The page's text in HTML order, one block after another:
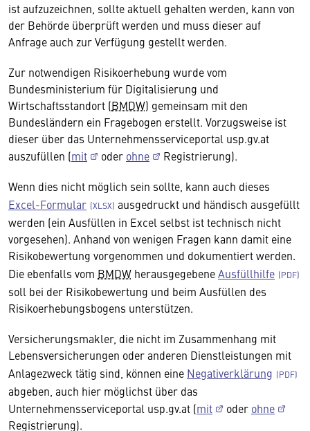
ist aufzuzeichnen, sollte aktuell gehalten werden, kann von
der Behörde überprüft werden und muss dieser auf
Anfrage auch zur Verfügung gestellt werden.
Zur notwendigen Risikoerhebung wurde vom
Bundesministerium für Digitalisierung und
Wirtschaftsstandort (BMDW) gemeinsam mit den
Bundesländern ein Fragebogen erstellt. Vorzugsweise ist
dieser über das Unternehmensserviceportal usp.gv.at
auszufüllen (mit oder ohne
Registrierung).
Wenn dies nicht möglich sein sollte, kann auch dieses
Excel-Formular
ausgedruckt und händisch ausgefüllt
werden (ein Ausfüllen in Excel selbst ist technisch nicht
vorgesehen). Anhand von wenigen Fragen kann damit eine
Risikobewertung vorgenommen und dokumentiert werden.
Die ebenfalls vom BMDW herausgegebeneAusfüllhilfe
soll bei der Risikobewertung und beim Ausfüllen des
Risikoerhebungsbogens unterstützen.
Versicherungsmakler, die nicht im Zusammenhang mit
Lebensversicherungen oder anderen Dienstleistungen mit
Anlagezweck tätig sind, können eine Negativerklärung
abgeben, auch hier möglichst über das
Unternehmensserviceportal usp.gv.at (mit oder ohne
Registrierung).